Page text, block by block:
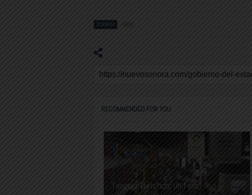
Estatal 800
RECOMMENDED FOR YOU
Tanguis Turístico, un Foro